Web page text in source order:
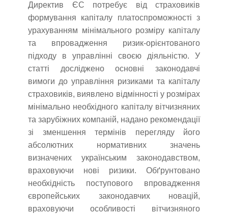
Директив ЄС потребує від страховиків
формування капіталу платоспроможності з
урахуванням мінімального розміру капіталу
та впровадження ризик-орієнтованого
підходу в управлінні своєю діяльністю. У
статті досліджено основні законодавчі
вимоги до управління ризиками та капіталу
страховиків, виявлено відмінності у розмірах
мінімально необхідного капіталу вітчизняних
та зарубіжних компаній, надано рекомендації
зі зменшення термінів перегляду його
абсолютних нормативних значень
визначених українським законодавством,
враховуючи нові ризики. Обґрунтовано
необхідність поступового впровадження
європейських законодавчих новацій,
враховуючи особливості вітчизняного